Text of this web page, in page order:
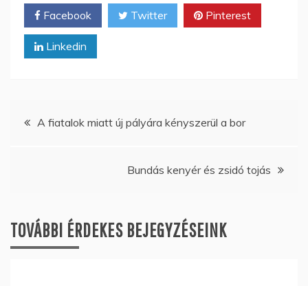
Facebook Twitter Pinterest
Linkedin
Bejegyzés
A fiatalok miatt új pályára kényszerül a bor
Bundás kenyér és zsidó tojás
TOVÁBBI ÉRDEKES BEJEGYZÉSEINK